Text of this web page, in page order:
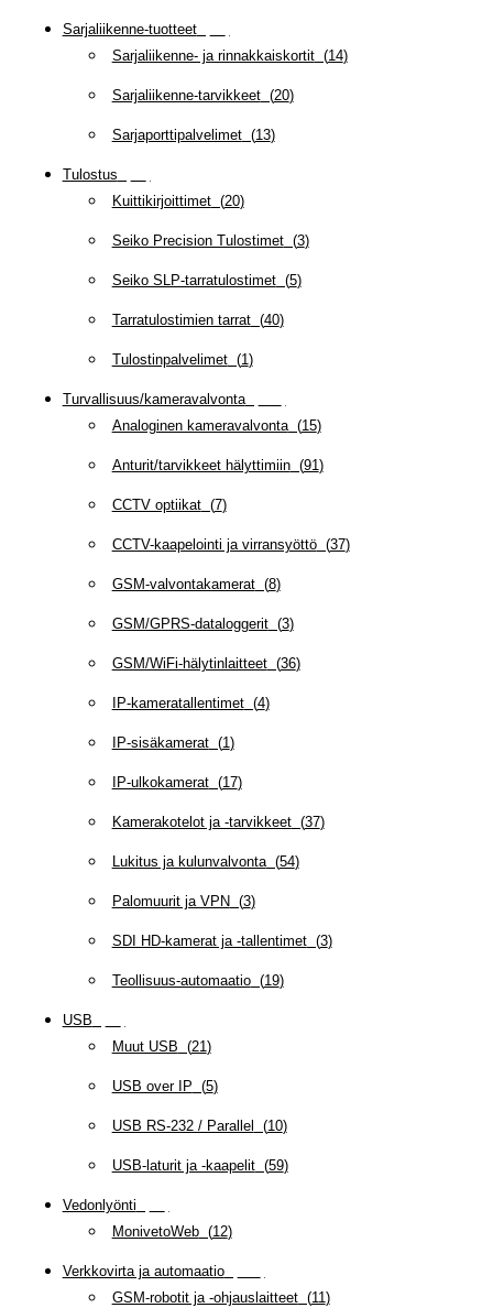
Sarjaliikenne-tuotteet(
Sarjaliikenne- ja rinnakkaiskortit(14)
Sarjaliikenne-tarvikkeet(20)
Sarjaporttipalvelimet(13)
Tulostus
Kuittikirjoittimet(20)
Seiko Precision Tulostimet(3)
Seiko SLP-tarratulostimet(5)
Tarratulostimien tarrat(40)
Tulostinpalvelimet(1)
Turvallisuus/kameravalvonta(
Analoginen kameravalvonta(15)
Anturit/tarvikkeet hälyttimiin(91)
CCTV optiikat(7)
CCTV-kaapelointi ja virransyöttö(37)
GSM-valvontakamerat(8)
GSM/GPRS-dataloggerit(3)
GSM/WiFi-hälytinlaitteet(36)
IP-kameratallentimet(4)
IP-sisäkamerat(1)
IP-ulkokamerat(17)
Kamerakotelot ja -tarvikkeet(37)
Lukitus ja kulunvalvonta(54)
Palomuurit ja VPN (3)
SDI HD-kamerat ja -tallentimet(3)
Teollisuus-automaatio(19)
USB
Muut USB (21)
USB over IP (5)
USB RS-232 / Parallel (10)
USB-laturit ja -kaapelit(59)
Vedonlyönti
MonivetoWeb(12)
Verkkovirta ja automaatio(
GSM-robotit ja -ohjauslaitteet(11)